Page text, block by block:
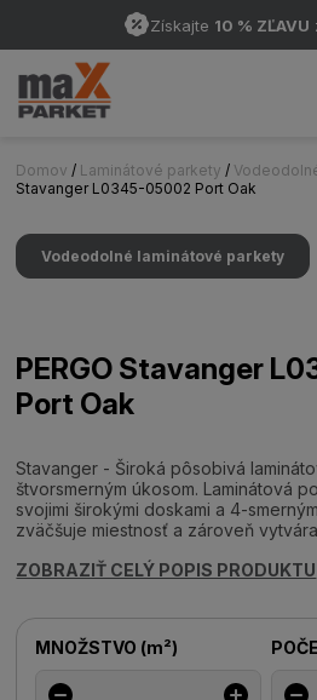
Získajte 10 % ZĽAVU
Domov / Laminátové parkety /
Stavanger L0345-05002 Port Oak
Vodeodolné laminátové parkety
PERGO Stavanger
Port Oak
Stavanger - Široká pôsobivá
štvorsmerným úkosom. Laminátová
svojimi širokými doskami a 4-
zväčšuje miestnosť a zároveň
ZOBRAZIŤ CELÝ POPIS PRODUKTU
MNOŽSTVO (m²)